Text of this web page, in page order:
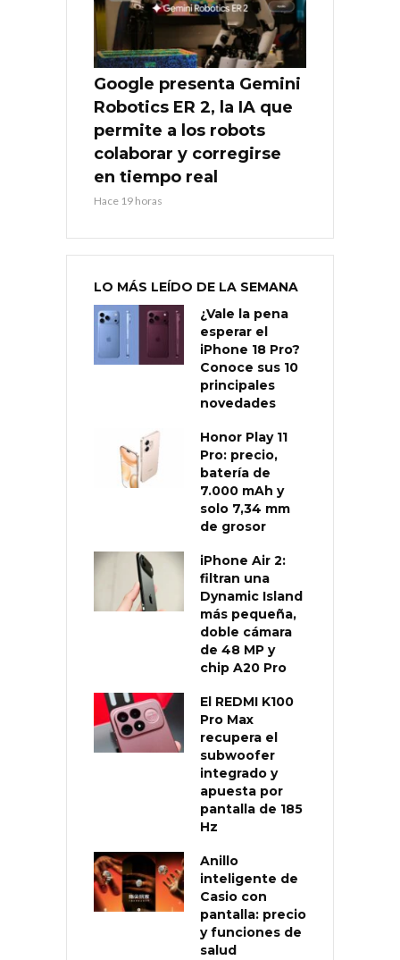
Google presenta Gemini
Robotics ER 2, la IA que
permite a los robots
colaborar y corregirse
en tiempo real
Hace 19 horas
LO MÁS LEÍDO DE LA SEMANA
¿Vale la pena
esperar el
iPhone 18 Pro?
Conoce sus 10
principales
novedades
Honor Play 11
Pro: precio,
batería de
7.000 mAh y
solo 7,34 mm
de grosor
iPhone Air 2:
filtran una
Dynamic Island
más pequeña,
doble cámara
de 48 MP y
chip A20 Pro
El REDMI K100
Pro Max
recupera el
subwoofer
integrado y
apuesta por
pantalla de 185
Hz
Anillo
inteligente de
Casio con
pantalla: precio
y funciones de
salud